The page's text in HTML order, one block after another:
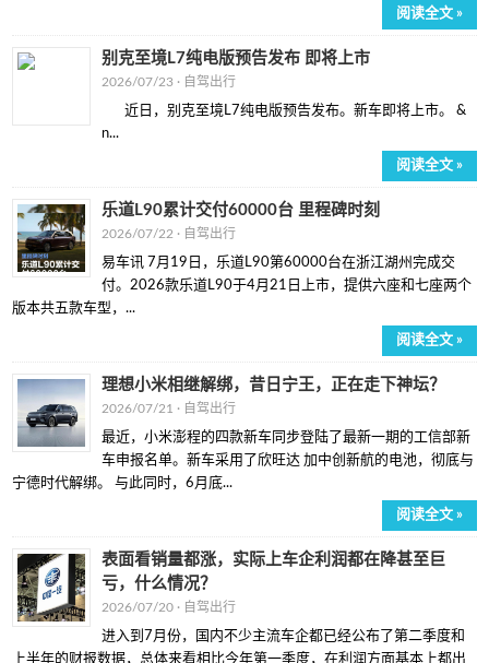
阅读全文 »
别克至境L7纯电版预告发布 即将上市
2026/07/23 · 自驾出行
近日，别克至境L7纯电版预告发布。新车即将上市。 &
n...
阅读全文 »
乐道L90累计交付60000台 里程碑时刻
2026/07/22 · 自驾出行
易车讯 7月19日，乐道L90第60000台在浙江湖州完成交
付。2026款乐道L90于4月21日上市，提供六座和七座两个
版本共五款车型，...
阅读全文 »
理想小米相继解绑，昔日宁王，正在走下神坛？
2026/07/21 · 自驾出行
最近，小米澎程的四款新车同步登陆了最新一期的工信部新
车申报名单。新车采用了欣旺达 加中创新航的电池，彻底与
宁德时代解绑。 与此同时，6月底...
阅读全文 »
表面看销量都涨，实际上车企利润都在降甚至巨
亏，什么情况？
2026/07/20 · 自驾出行
进入到7月份，国内不少主流车企都已经公布了第二季度和
上半年的财报数据，总体来看相比今年第一季度，在利润方面基本上都出